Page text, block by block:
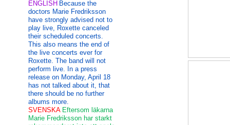
ENGLISH Because the
doctors Marie Fredriksson
have strongly advised not to
play live, Roxette canceled
their scheduled concerts.
This also means the end of
the live concerts ever for
Roxette. The band will not
perform live. In a press
release on Monday, April 18
has not talked about it, that
there should be no further
albums more.
SVENSKA Eftersom läkarna
Marie Fredriksson har starkt